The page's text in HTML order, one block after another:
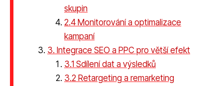
skupin
2.4 Monitorování a optimalizace
kampaní
3. Integrace SEO a PPC pro větší efekt
3.1 Sdílení dat a výsledků
3.2 Retargeting a remarketing